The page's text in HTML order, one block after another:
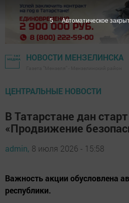
НОВОСТИ МЕНЗЕЛИНСКА
ЦЕНТРАЛЬНЫЕ НОВОСТИ
В Татарстане дан
«Продвижение
admin, 8 июля 2026 - 15:58
Важность акции обусловлена
республики.
3 Автоматическое